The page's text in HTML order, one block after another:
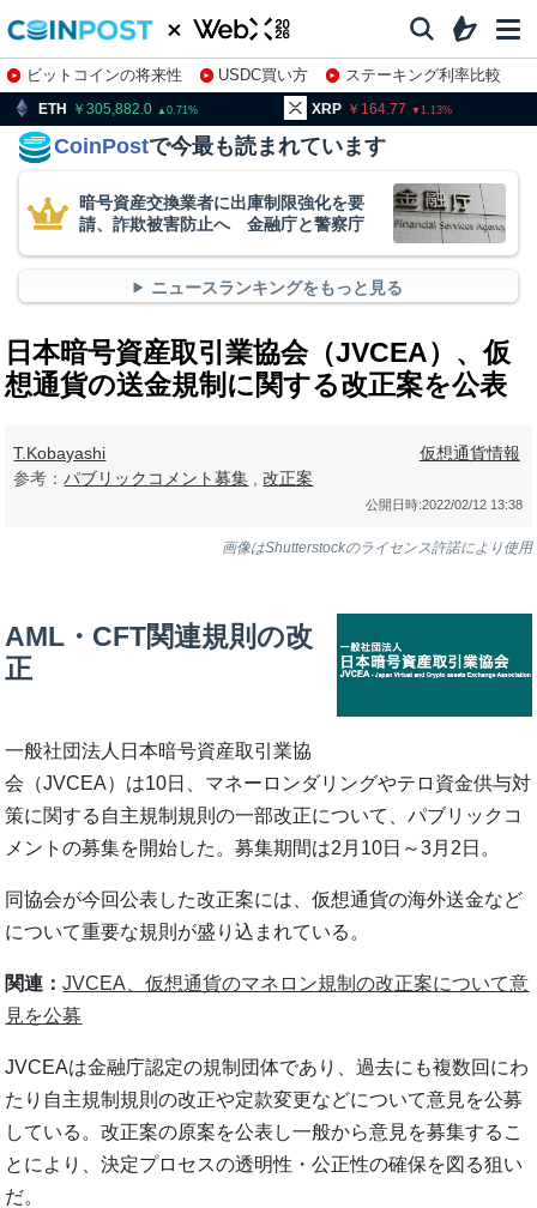
ビットコインの将来性 USDC買い方
ステーキング利率比較
株特集・関連銘柄
0.71 164.77 1.13
CoinPostで今最も読まれています
暗号資産交換業者に出庫制限強化を要
請、詐欺被害防止へ 金融庁と警察庁
ニュースランキングをもっと見る
日本暗号資産取引業協会（JVCEA）、仮
想通貨の送金規制に関する改正案を公表
T.Kobayashi
参考：パブリックコメント募集 ,改正案
仮想通貨情報
公開日時:2022/02/12 13:38
画像はShutterstockのライセンス許諾により使用
AML・CFT関連規則の改
正
一般社団法人日本暗号資産取引業協
会（JVCEA）は10日、マネーロンダリングやテロ資⾦供与対
策に関する自主規制規則の一部改正について、パブリックコ
メントの募集を開始した。募集期間は2月10日～3月2日。
同協会が今回公表した改正案には、仮想通貨の海外送金など
について重要な規則が盛り込まれている。
関連：JVCEA、仮想通貨のマネロン規制の改正案について意
見を公募
JVCEAは金融庁認定の規制団体であり、過去にも複数回にわ
たり自主規制規則の改正や定款変更などについて意見を公募
している。改正案の原案を公表し一般から意見を募集するこ
とにより、決定プロセスの透明性・公正性の確保を図る狙い
だ。